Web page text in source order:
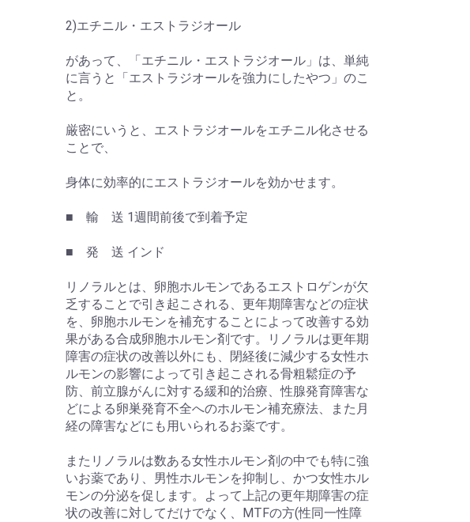
2)エチニル・エストラジオール
があって、「エチニル・エストラジオール」は、単純
に言うと「エストラジオールを強力にしたやつ」のこ
と。
厳密にいうと、エストラジオールをエチニル化させる
ことで、
身体に効率的にエストラジオールを効かせます。
■ 輸 送 1週間前後で到着予定
■ 発 送 インド
リノラルとは、卵胞ホルモンであるエストロゲンが欠
乏することで引き起こされる、更年期障害などの症状
を、卵胞ホルモンを補充することによって改善する効
果がある合成卵胞ホルモン剤です。リノラルは更年期
障害の症状の改善以外にも、閉経後に減少する女性ホ
ルモンの影響によって引き起こされる骨粗鬆症の予
防、前立腺がんに対する緩和的治療、性腺発育障害な
どによる卵巣発育不全へのホルモン補充療法、また月
経の障害などにも用いられるお薬です。
またリノラルは数ある女性ホルモン剤の中でも特に強
いお薬であり、男性ホルモンを抑制し、かつ女性ホル
モンの分泌を促します。よって上記の更年期障害の症
状の改善に対してだけでなく、MTFの方(性同一性障